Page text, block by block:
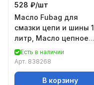
528 ₽/шт
Масло Fubag для
смазки цепи и шины 1
литр, Масло цепное
всесезонное 1 литр
Fubag Super Chain
Есть в наличии
Арт. 838268
В корзину